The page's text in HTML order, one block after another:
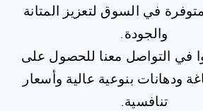
في السوق لتعزيز المتانة
والجودة.
في التواصل معنا للحصول على
ودهانات بنوعية عالية وأسعار
تنافسية.